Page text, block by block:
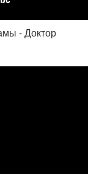
- Доктор